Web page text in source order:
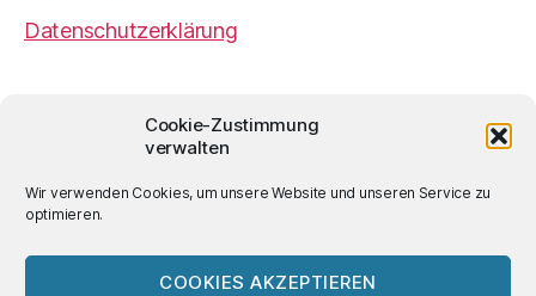
Cookie-Zustimmung
verwalten
Wir verwenden Cookies, um unsere Website und unseren Service zu
optimieren.
COOKIES AKZEPTIEREN
Datenschutzerklärung
Ulrich Würdemannist sofern nicht
anders angegeben lizenziert unter einer
Creative
Lizenz.